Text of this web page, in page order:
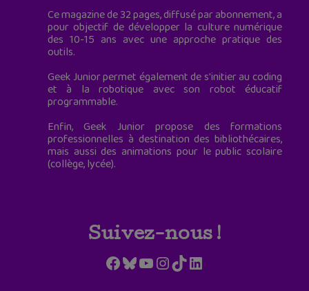
Ce magazine de 32 pages, diffusé par abonnement, a
pour objectif de développer la culture numérique
des 10-15 ans avec une approche pratique des
outils.
Geek Junior permet également de s'initier au coding
et à la robotique avec son robot éducatif
programmable.
Enfin, Geek Junior propose des formations
professionnelles à destination des bibliothécaires,
mais aussi des animations pour le public scolaire
(collège, lycée).
Suivez-nous !
Facebook
Bluesky
YouTube
Instagram
TikTokLinkedIn